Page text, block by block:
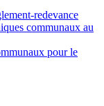
redevance
communaux au
pour le